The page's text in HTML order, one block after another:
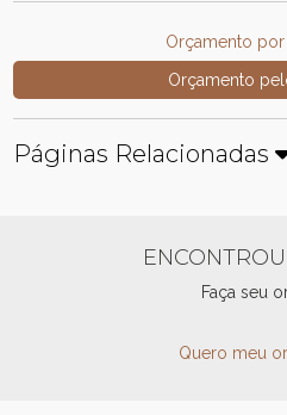
Orçamento
Orçamento
Páginas Relacionadas
Faça seu
Quero meu